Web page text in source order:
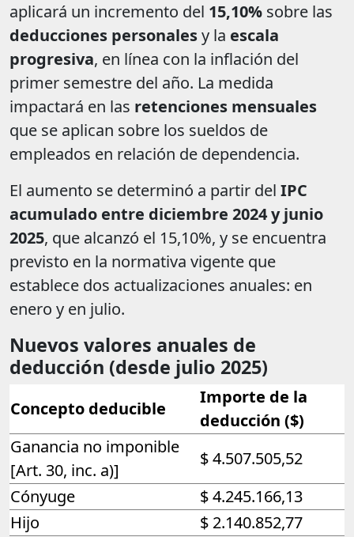
aplicará un incremento del 15,10% sobre las
deducciones personalesy la escala
progresiva, en línea con la inflación del
primer semestre del año. La medida
impactará en las retenciones mensuales
que se aplican sobre los sueldos de
empleados en relación de dependencia.
El aumento se determinó a partir del IPC
acumulado entre diciembre 2024 y junio
2025, que alcanzó el 15,10%, y se encuentra
previsto en la normativa vigente que
establece dos actualizaciones anuales: en
enero y en julio.
Nuevos valores anuales de
deducción (desde julio 2025)
Concepto deducible
Importe de la
deducción ($)
Ganancia no imponible
[Art. 30, inc. a)]
$ 4.507.505,52
Cónyuge
$ 4.245.166,13
Hijo
$ 2.140.852,77